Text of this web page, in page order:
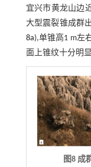
宜兴市黄龙山边
大型震裂锥成群
8a),单锥高1 m左
面上锥纹十分明
图8 成